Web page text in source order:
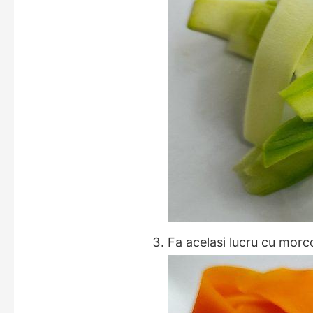
Fa acelasi lucru cu